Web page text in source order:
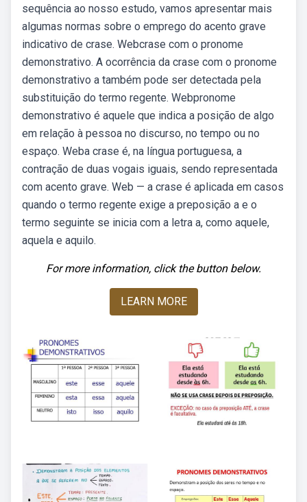
sequência ao nosso estudo, vamos apresentar mais
algumas normas sobre o emprego do acento grave
indicativo de crase. Webcrase com o pronome
demonstrativo. A ocorrência da crase com o pronome
demonstrativo a também pode ser detectada pela
substituição do termo regente. Webpronome
demonstrativo é aquele que indica a posição de algo
em relação à pessoa no discurso, no tempo ou no
espaço. Weba crase é, na língua portuguesa, a
contração de duas vogais iguais, sendo representada
com acento grave. Web — a crase é aplicada em casos
quando o termo regente exige a preposição a e o
termo seguinte se inicia com a letra a, como aquele,
aquela e aquilo.
For more information, click the button below.
LEARN MORE